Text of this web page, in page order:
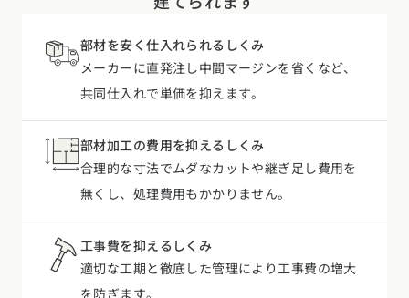
メーカーに直発注し中間マージンを省くなど、
共同仕入れで単価を抑えます。
部材加工の費用を抑えるしくみ
無くし、処理費用もかかりません。
工事費を抑えるしくみ
を防ぎます。
コスパを意識した建築家の設計